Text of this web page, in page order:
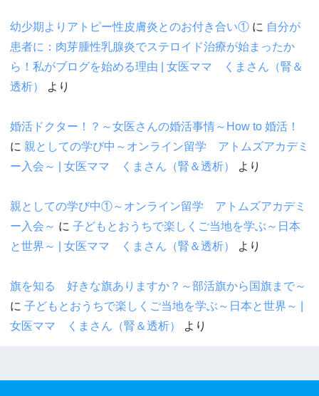
幼少期よりアトピー性皮膚炎とのお付き合い① に 自分が
患者に：肉芽腫性乳腺炎でステロイド治療が始まったか
ら！私がブログを始める理由 | 女医ママ くまさん（腎＆
透析）
より
婚活ドクター！？～女医さんの婚活事情～How to 婚活！
に 親としての学び中～オンライン留学 アトムズアカデミ
ー入会～ | 女医ママ くまさん（腎＆透析）
より
親としての学び中①～オンライン留学 アトムズアカデミ
ー入会～ に 子どもとおうちで楽しくご当地を学ぶ～日本
と世界～ | 女医ママ くまさん（腎＆透析）
より
旗を知る 好きな旗ありますか？～部活旗から国旗まで～
に 子どもとおうちで楽しくご当地を学ぶ～日本と世界～ |
女医ママ くまさん（腎＆透析）
より